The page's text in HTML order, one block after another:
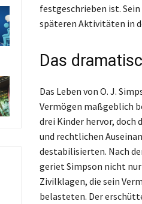
festgeschrieben ist.
späteren Aktivitäten in
Das
Das Leben von O. J.
Vermögen maßgeblich
drei Kinder hervor, doch
und rechtlichen
destabilisierten. Nach
geriet Simpson nicht nur
Zivilklagen, die sein
belasteten. Der